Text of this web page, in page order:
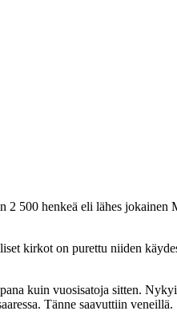
500 henkeä eli lähes jokainen
kirkot on purettu niiden
kuin vuosisatoja sitten.
Tänne saavuttiin veneillä.